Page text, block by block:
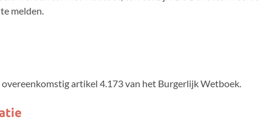
melden.
artikel 4.173 van het Burgerlijk Wetboek.